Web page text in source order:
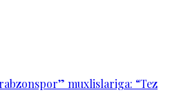
muxlislariga: “Tez